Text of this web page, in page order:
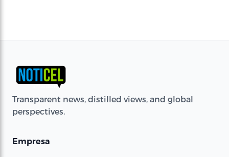
Transparent news, distilled views, and global
perspectives.
Empresa